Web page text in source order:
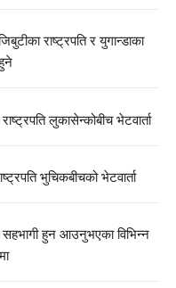
राष्ट्रपति र युगान्डाका
लुकासेन्कोबीच भेटवार्ता
भुचिकबीचको भेटवार्ता
सहभागी हुन आउनुभएका विभिन्न